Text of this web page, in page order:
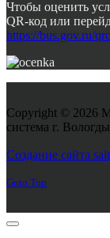
Чтобы оценить
QR-код или
https://bus.gov.ru/
Copyright © 2026
система г.
Создание сайта
Goto Top